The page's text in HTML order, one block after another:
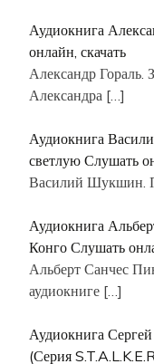
Аудиокнига
онлайн, скачать
Александр Гораль.
Александра […]
Аудиокнига
светлую Слушать
Василий Шукшин.
Аудиокнига
Конго Слушать
Альберт Санчес
аудиокниге […]
Аудиокнига
(Серия